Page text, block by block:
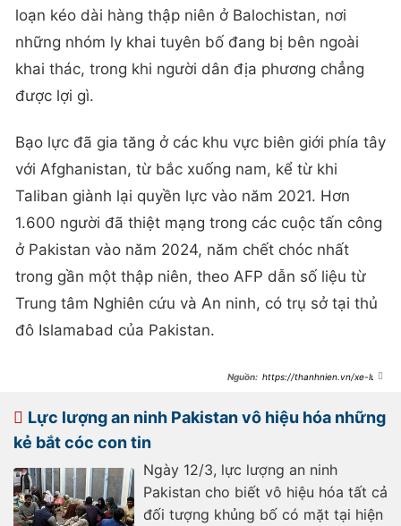
loạn kéo dài hàng thập niên ở Balochistan, nơi
những nhóm ly khai tuyên bố đang bị bên ngoài
khai thác, trong khi người dân địa phương chẳng
được lợi gì.
Bạo lực đã gia tăng ở các khu vực biên giới phía tây
với Afghanistan, từ bắc xuống nam, kể từ khi
Taliban giành lại quyền lực vào năm 2021. Hơn
1.600 người đã thiệt mạng trong các cuộc tấn công
ở Pakistan vào năm 2024, năm chết chóc nhất
trong gần một thập niên, theo AFP dẫn số liệu từ
Trung tâm Nghiên cứu và An ninh, có trụ sở tại thủ
đô Islamabad của Pakistan.
https://thanhnien.vn/xe-lua-
185250311190727331.htm
Lực lượng an ninh Pakistan vô hiệu hóa những
kẻ bắt cóc con tin
Ngày 12/3, lực lượng an ninh
Pakistan cho biết vô hiệu hóa tất cả
đối tượng khủng bố có mặt tại hiện